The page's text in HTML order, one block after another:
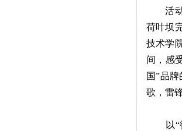
活动
荷叶坝
技术学
间，感
国”品
歌，雷
以“微